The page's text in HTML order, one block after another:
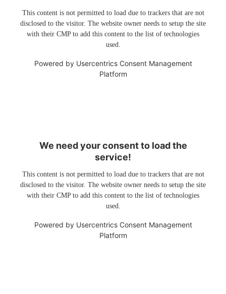
This content is not permitted to load due to trackers that are not
disclosed to the visitor. The website owner needs to setup the site
with their CMP to add this content to the list of technologies
used.
Powered by Usercentrics Consent Management
Platform
We need your consent to load the
service!
This content is not permitted to load due to trackers that are not
disclosed to the visitor. The website owner needs to setup the site
with their CMP to add this content to the list of technologies
used.
Powered by Usercentrics Consent Management
Platform